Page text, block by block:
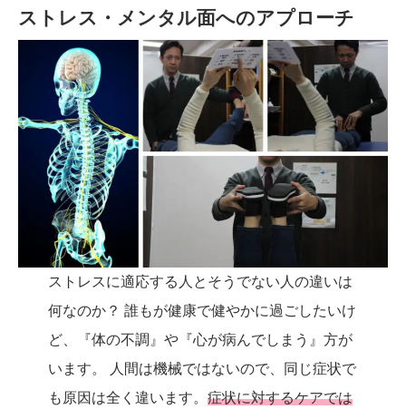
ストレス・メンタル面へのアプローチ
ストレスに適応する人とそうでない人の違いは
何なのか？ 誰もが健康で健やかに過ごしたいけ
ど、『体の不調』や『心が病んでしまう』方が
います。 人間は機械ではないので、同じ症状で
も原因は全く違います。 症状に対するケアでは